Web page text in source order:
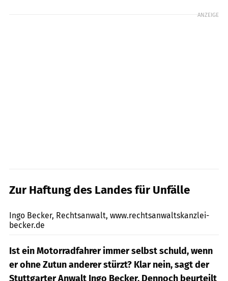
ANZEIGE
Zur Haftung des Landes für Unfälle
Ingo Becker, Rechtsanwalt, www.rechtsanwaltskanzlei-
becker.de
Ist ein Motorradfahrer immer selbst schuld, wenn
er ohne Zutun anderer stürzt? Klar nein, sagt der
Stuttgarter Anwalt Ingo Becker. Dennoch beurteilt